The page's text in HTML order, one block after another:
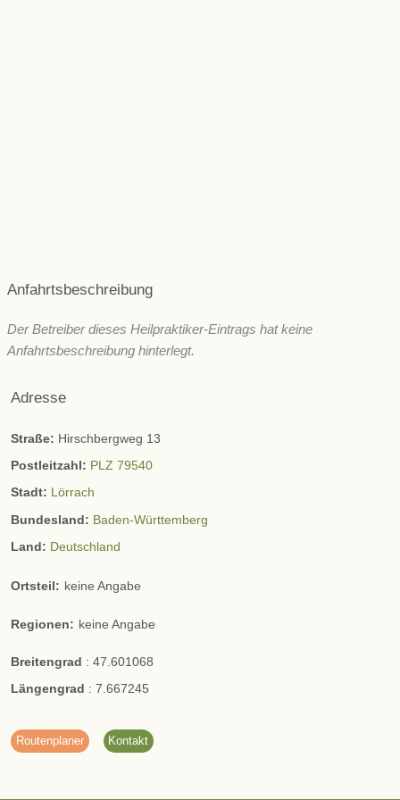
Anfahrtsbeschreibung
Der Betreiber dieses Heilpraktiker-Eintrags hat keine
Anfahrtsbeschreibung hinterlegt.
Adresse
Straße: Hirschbergweg 13
Postleitzahl: PLZ 79540
Stadt: Lörrach
Bundesland: Baden-Württemberg
Land: Deutschland
Ortsteil: keine Angabe
Regionen: keine Angabe
Breitengrad : 47.601068
Längengrad : 7.667245
Routenplaner Kontakt